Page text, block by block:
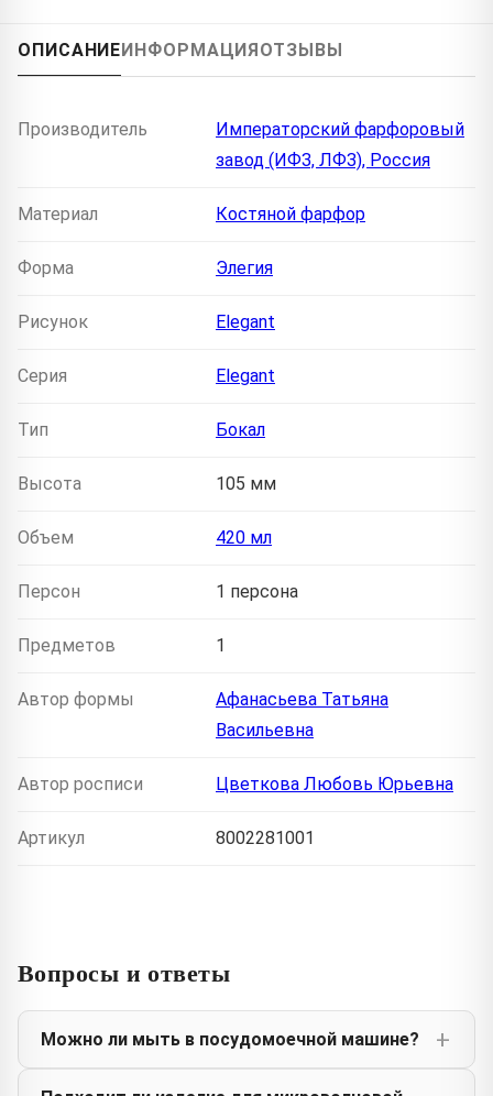
ОПИСАНИЕ ИНФОРМАЦИЯ ОТЗЫВЫ
Производитель
Императорский фарфоровый
завод (ИФЗ, ЛФЗ), Россия
Материал Костяной фарфор
Форма Элегия
Рисунок Elegant
Серия Elegant
Тип Бокал
Высота 105 мм
Объем 420 мл
Персон 1 персона
Предметов 1
Автор формы
Афанасьева Татьяна
Васильевна
Автор росписи Цветкова Любовь Юрьевна
Артикул 8002281001
Вопросы и ответы
Можно ли мыть в посудомоечной машине?